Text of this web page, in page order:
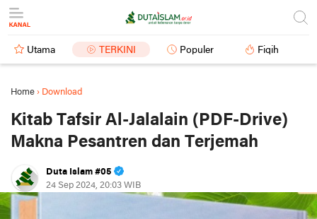
Utama TERKINI Populer Fiqih
Home › Download
Kitab Tafsir Al-Jalalain (PDF-Drive)
Makna Pesantren dan Terjemah
Duta Islam #05
24 Sep 2024, 20:03 WIB